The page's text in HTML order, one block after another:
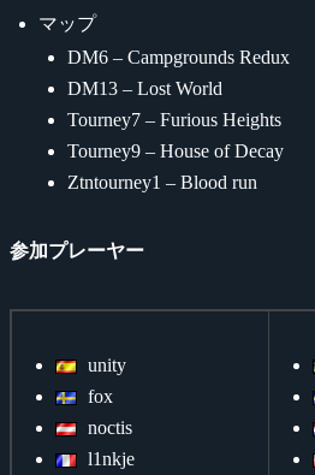
マップ
DM6 – Campgrounds Redux
DM13 – Lost World
Tourney7 – Furious Heights
Tourney9 – House of Decay
Ztntourney1 – Blood run
参加プレーヤー
unity
fox
noctis
l1nkje